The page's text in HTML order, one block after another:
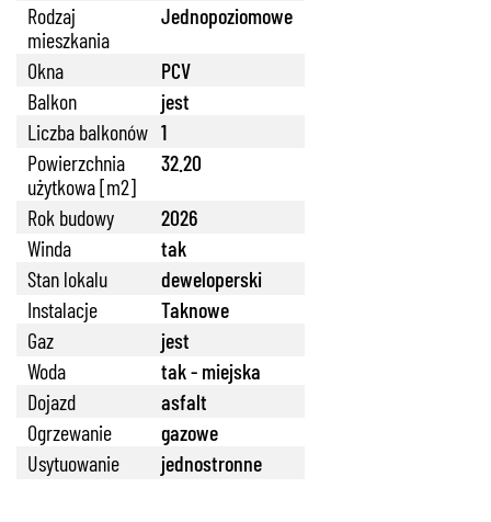
Rodzaj
mieszkania
Jednopoziomowe
Okna
PCV
Balkon
jest
Liczba balkonów 1
Powierzchnia
użytkowa [m2]
32.20
Rok budowy
2026
Winda
tak
Stan lokalu
deweloperski
Instalacje
Taknowe
Gaz
jest
Woda
tak - miejska
Dojazd
asfalt
Ogrzewanie
gazowe
Usytuowanie
jednostronne